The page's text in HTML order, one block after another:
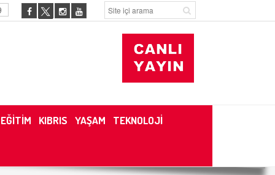
EĞİTİM KIBRIS YAŞAM TEKNOLOJİ